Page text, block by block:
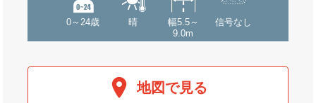
0～24歳 晴
幅5.5～
9.0m
信号なし
地図で見る